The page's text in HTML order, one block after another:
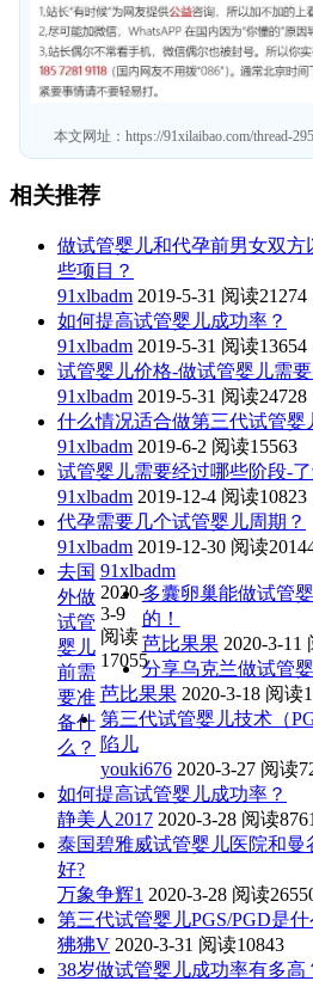
本文网址： https://91xilaibao.com/thread-
相关推荐
做试管婴儿和代孕前男女双
些项目？
91xlbadm 2019-5-31 阅读21274
如何提高试管婴儿成功率？
91xlbadm 2019-5-31 阅读13654
试管婴儿价格-做试管婴儿需要
91xlbadm 2019-5-31 阅读24728
什么情况适合做第三代试管婴
91xlbadm 2019-6-2 阅读15563
试管婴儿需要经过哪些阶段-
91xlbadm 2019-12-4 阅读10823
代孕需要几个试管婴儿周期？
91xlbadm 2019-12-30 阅读
去国
外做
试管
婴儿
前需
要准
备什
么？
91xlbadm
2020-
3-9
阅读
17055
多囊卵巢能做试管
的！
芭比果果 2020-3-11
分享乌克兰做试管
芭比果果 2020-3-18 阅读
第三代试管婴儿技术（
陷儿
youki676 2020-3-27 阅读
如何提高试管婴儿成功率？
静美人2017 2020-3-28 阅读8761
泰国碧雅威试管婴儿医院和
好?
万象争辉1 2020-3-28 阅读
第三代试管婴儿PGS/PGD是
狒狒V 2020-3-31 阅读10843
38岁做试管婴儿成功率有多高